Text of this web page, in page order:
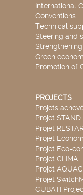
International
Conventions
Technical
Steering and
Green
Promotion of
PROJECTS
Projets
Projet STAND
Projet
Projet
Projet Eco-
Projet CLIMA
Projet
Projet
CUBATI